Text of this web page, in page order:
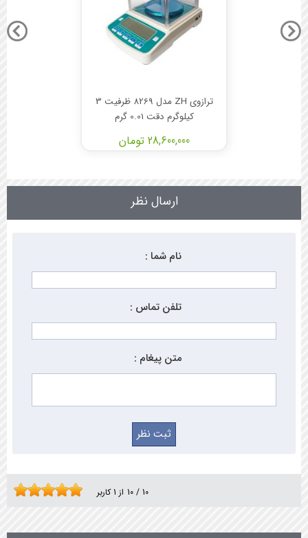
ترازوی ZH مدل 8269 ظرفیت 3
کیلوگرم دقت 0.01 گرم
28,600,000 تومان
ارسال نظر
نام شما :
تلفن تماس :
متن پیغام :
10 / 10 از 1کاربر